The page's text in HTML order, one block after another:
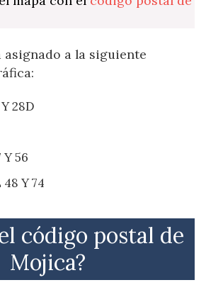
asignado a la siguiente
28D
56
Y 74
código postal de
Mojica?